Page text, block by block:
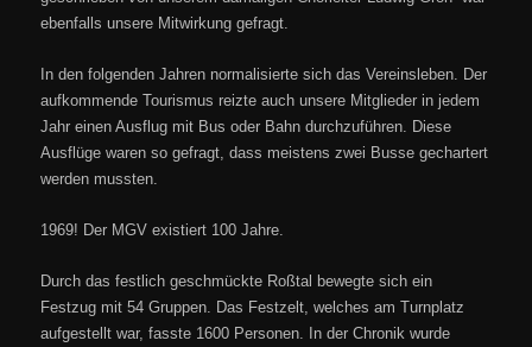
ebenfalls unsere Mitwirkung gefragt.
In den folgenden Jahren normalisierte sich das Vereinsleben. Der
aufkommende Tourismus reizte auch unsere Mitglieder in jedem
Jahr einen Ausflug mit Bus oder Bahn durchzuführen. Diese
Ausflüge waren so gefragt, dass meistens zwei Busse gechartert
werden mussten.
1969! Der MGV existiert 100 Jahre.
Durch das festlich geschmückte Roßtal bewegte sich ein
Festzug mit 54 Gruppen. Das Festzelt, welches am Turnplatz
aufgestellt war, fasste 1600 Personen. In der Chronik wurde